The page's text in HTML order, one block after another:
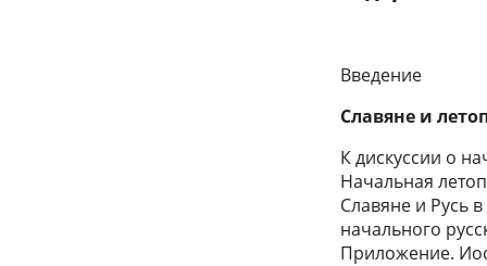
Введение
Славяне и
К дискуссии о
Начальная
Славяне и Русь
начального
Приложение.